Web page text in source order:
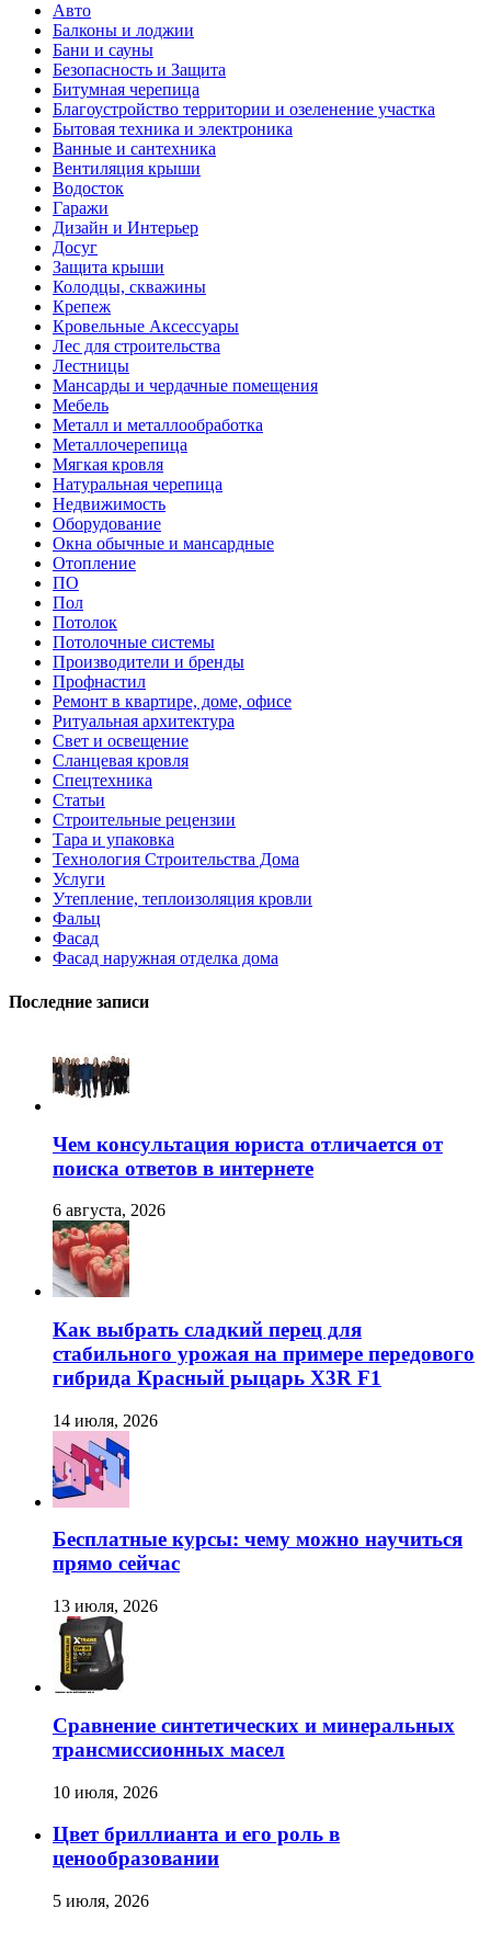
Авто
Балконы и лоджии
Бани и сауны
Безопасность и Защита
Битумная черепица
Благоустройство территории и озеленение участка
Бытовая техника и электроника
Ванные и сантехника
Вентиляция крыши
Водосток
Гаражи
Дизайн и Интерьер
Досуг
Защита крыши
Колодцы, скважины
Крепеж
Кровельные Аксессуары
Лес для строительства
Лестницы
Мансарды и чердачные помещения
Мебель
Металл и металлообработка
Металлочерепица
Мягкая кровля
Натуральная черепица
Недвижимость
Оборудование
Окна обычные и мансардные
Отопление
ПО
Пол
Потолок
Потолочные системы
Производители и бренды
Профнастил
Ремонт в квартире, доме, офисе
Ритуальная архитектура
Свет и освещение
Сланцевая кровля
Спецтехника
Статьи
Строительные рецензии
Тара и упаковка
Технология Строительства Дома
Услуги
Утепление, теплоизоляция кровли
Фальц
Фасад
Фасад наружная отделка дома
Последние записи
Чем консультация юриста отличается от
поиска ответов в интернете
6 августа, 2026
Как выбрать сладкий перец для
стабильного урожая на примере передового
гибрида Красный рыцарь X3R F1
14 июля, 2026
Бесплатные курсы: чему можно научиться
прямо сейчас
13 июля, 2026
Сравнение синтетических и минеральных
трансмиссионных масел
10 июля, 2026
Цвет бриллианта и его роль в
ценообразовании
5 июля, 2026